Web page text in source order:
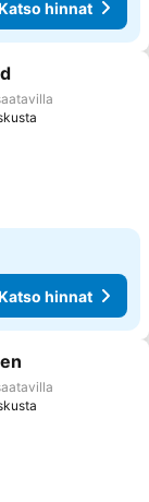
hinnat
hinnat